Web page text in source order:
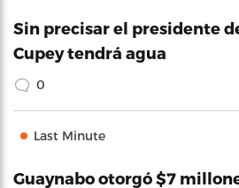
Sin precisar el presidente
Cupey tendrá agua
0
Last Minute
Guaynabo otorgó $7